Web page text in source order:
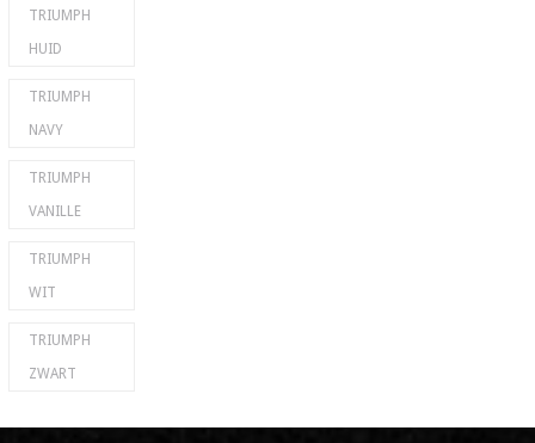
TRIUMPH
HUID
TRIUMPH
NAVY
TRIUMPH
VANILLE
TRIUMPH
WIT
TRIUMPH
ZWART